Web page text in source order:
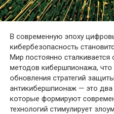
В современную эпоху
кибербезопасность
Мир постоянно
методов кибершпионажа, что
обновления стратегий
антикибершпионаж — это
которые формируют
технологий стимулирует